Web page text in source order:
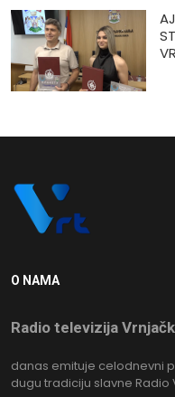
O NAMA
Radio televizija
danas emituje celodnevni
dugu tradiciju slavne Radio